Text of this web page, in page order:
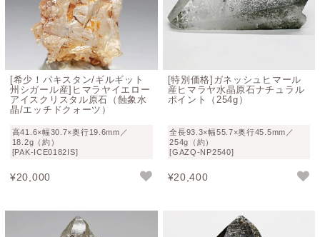
[希少！パキスタン/ギルギット
州シガール産]ヒマラヤイエロー
アイスクリスタル原石（蝕象水
晶/エッチドクォーツ）
高41.6×幅30.7×奥行19.6mm／
18.2g（約）
[PAK-ICE0182IS]
¥20,000
[特別価格]ガネッシュヒマール
産ヒマラヤ水晶原石ナチュラル
ポイント（254g）
全長93.3×幅55.7×奥行45.5mm／
254g（約）
[GAZQ-NP2540]
¥20,400